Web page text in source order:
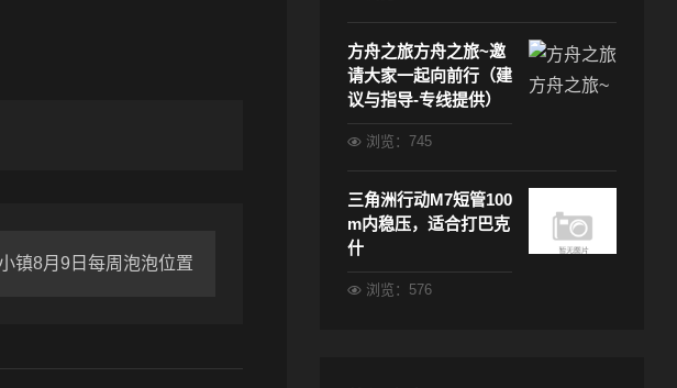
镇8月9日每周泡泡位置
方舟之旅方舟之旅~邀
请大家一起向前行（建
议与指导-专线提供）
浏览：745
三角洲行动M7短管100
m内稳压，适合打巴克
什
浏览：576